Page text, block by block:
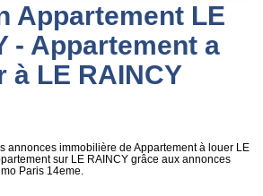
FAIRE GÉRER
Qui Sommes-Nous
Nous Rejoindre
Surface min
Plus de critères
Appartement LE
- Appartement a
à LE RAINCY
annonces immobilière de Appartement à louer LE
sur LE RAINCY grâce aux annonces
Paris 14eme.